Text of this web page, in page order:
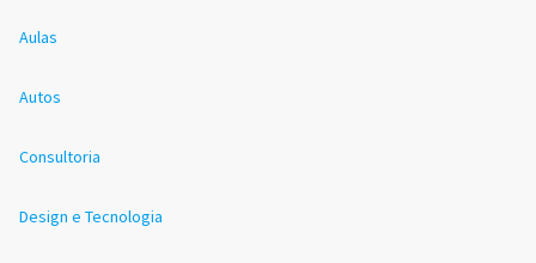
Aulas
Autos
Consultoria
Design e Tecnologia